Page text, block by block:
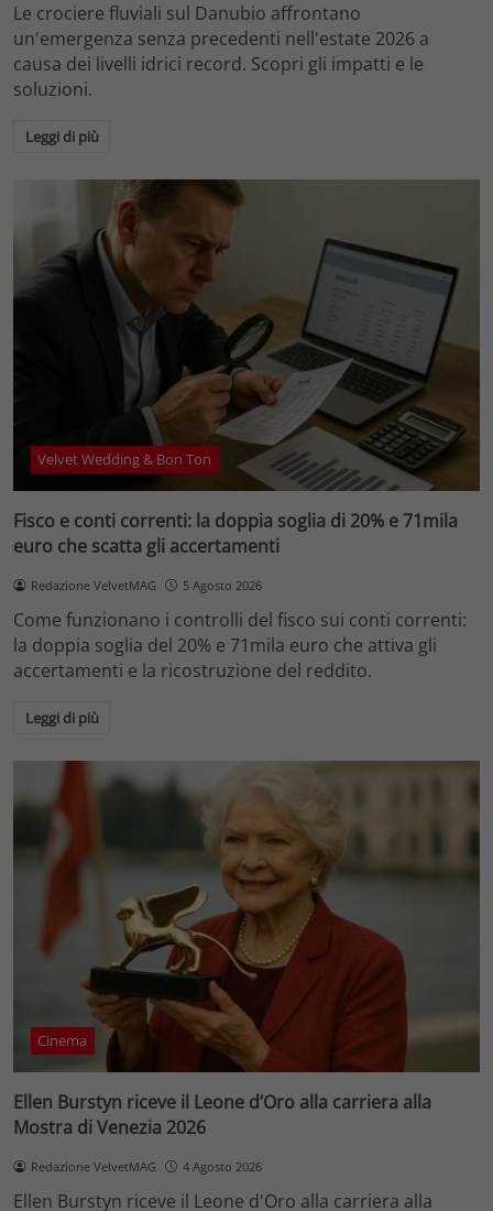
Le crociere fluviali sul Danubio affrontano
un'emergenza senza precedenti nell'estate 2026 a
causa dei livelli idrici record. Scopri gli impatti e le
soluzioni.
Leggi di più
Velvet Wedding & Bon Ton
Fisco e conti correnti: la doppia soglia di 20% e 71mila
euro che scatta gli accertamenti
Redazione VelvetMAG 5 Agosto 2026
Come funzionano i controlli del fisco sui conti correnti:
la doppia soglia del 20% e 71mila euro che attiva gli
accertamenti e la ricostruzione del reddito.
Leggi di più
Cinema
Ellen Burstyn riceve il Leone d’Oro alla carriera alla
Mostra di Venezia 2026
Redazione VelvetMAG 4 Agosto 2026
Ellen Burstyn riceve il Leone d'Oro alla carriera alla